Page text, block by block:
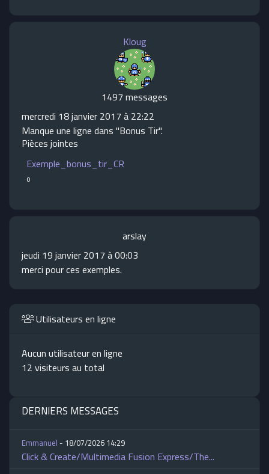
Kloug
1497 messages
mercredi 18 janvier 2017 à 22:22
Manque une ligne dans "Bonus Tir".
Pièces jointes
Exemple_bonus_tir_CR
o
arslay
jeudi 19 janvier 2017 à 00:03
merci pour ces exemples.
Utilisateurs en ligne
Aucun utilisateur en ligne
12 visiteurs au total
DERNIERS MESSAGES
Emmanuel- 18/07/2026 14:29
Click & Create/Multimedia Fusion Express/The...